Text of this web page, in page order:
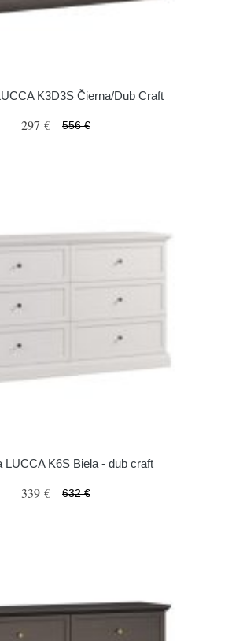
K3D3S Čierna/Dub Craft
297 € 556 €
LUCCA K6S Biela - dub craft
339 € 632 €